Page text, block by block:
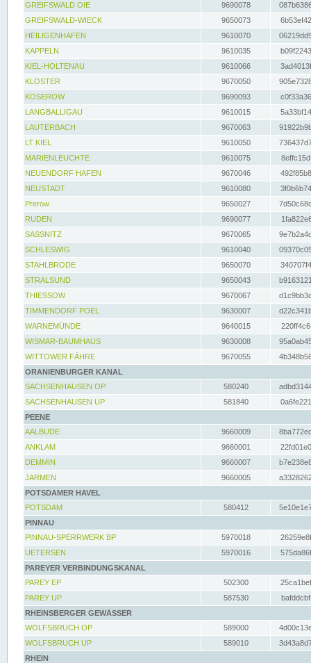
GREIFSWALD OIE
9690078
GREIFSWALD-WIECK
9650073
HEILIGENHAFEN
9610070
KAPPELN
9610035
KIEL-HOLTENAU
9610066
KLOSTER
9670050
KOSEROW
9690093
LANGBALLIGAU
9610015
LAUTERBACH
9670063
LT KIEL
9610050
MARIENLEUCHTE
9610075
NEUENDORF HAFEN
9670046
NEUSTADT
9610080
Prerow
9650027
RUDEN
9690077
SASSNITZ
9670065
SCHLESWIG
9610040
STAHLBRODE
9650070
STRALSUND
9650043
THIESSOW
9670067
TIMMENDORF POEL
9630007
WARNEMÜNDE
9640015
WISMAR-BAUMHAUS
9630008
WITTOWER FÄHRE
9670055
ORANIENBURGER KANAL
SACHSENHAUSEN OP
580240
SACHSENHAUSEN UP
581840
PEENE
AALBUDE
9660009
ANKLAM
9660001
DEMMIN
9660007
JARMEN
9660005
POTSDAMER HAVEL
POTSDAM
580412
PINNAU
PINNAU-SPERRWERK BP
5970018
UETERSEN
5970016
PAREYER VERBINDUNGSKANAL
PAREY EP
502300
PAREY UP
587530
RHEINSBERGER GEWÄSSER
WOLFSBRUCH OP
589000
WOLFSBRUCH UP
589010
RHEIN